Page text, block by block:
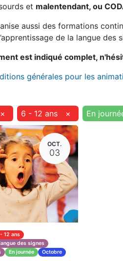
et malentendant, ou
aussi des formations
de la langue des
est indiqué complet,
générales pour les
× 6 - 12 ans × En
OCT.
03
12 ans
des signes
En journée Octobre